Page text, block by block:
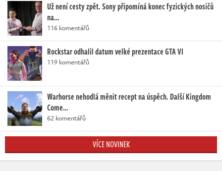
Už není cesty zpět. Sony připomíná konec fyzických nosičů
na…
116 komentářů
Rockstar odhalil datum velké prezentace GTA VI
119 komentářů
Warhorse nehodlá měnit recept na úspěch. Další Kingdom
Come…
62 komentářů
VÍCE NOVINEK